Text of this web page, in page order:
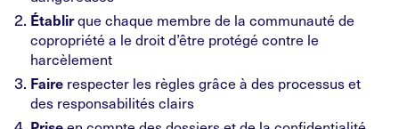
Établirque chaque membre de la communauté de
copropriété a le droit d’être protégé contre le
harcèlement
Faire respecter les règles grâce à des processus et
des responsabilités clairs